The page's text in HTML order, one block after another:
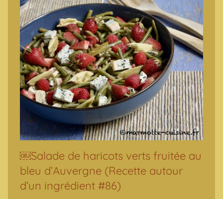
￼Salade de haricots verts fruitée au
bleu d’Auvergne (Recette autour
d’un ingrédient #86)